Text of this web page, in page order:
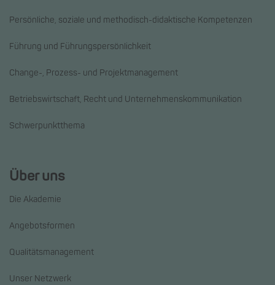
Persönliche, soziale und methodisch-didaktische Kompetenzen
Führung und Führungspersönlichkeit
Change-, Prozess- und Projektmanagement
Betriebswirtschaft, Recht und Unternehmenskommunikation
Schwerpunktthema
Über uns
Die Akademie
Angebotsformen
Qualitätsmanagement
Unser Netzwerk